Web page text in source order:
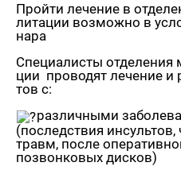
Прой­ти ле­че­ние в
ли­та­ции воз­мож­но в
на­ра
Спе­ци­а­ли­сты
ции про­во­дят ле­че­ние
тов с:
раз­лич­ны­ми
(по­след­ствия
травм, после
по­звон­ко­вых дис­ков)